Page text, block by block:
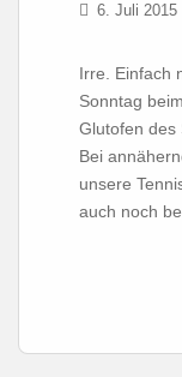
6. Juli 2015
Irre. Einfach
Sonntag
Glutofen des
Bei
unsere
auch noch